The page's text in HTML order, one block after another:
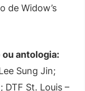
de Widow’s
antologia:
Sung Jin;
DTF St. Louis –